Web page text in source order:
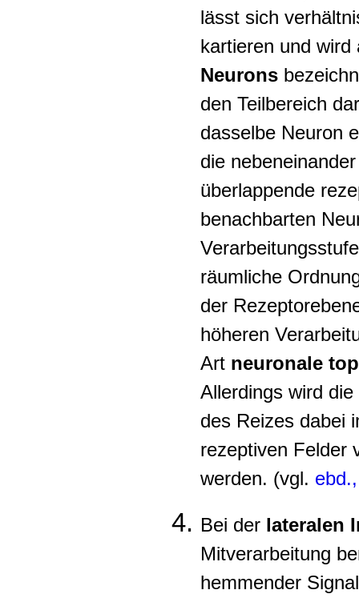
lässt sich
kartieren und
Neurons
den Teilbereich
dasselbe Neuron
die
überlappende
benachbarten
räumliche
der
höheren
Art neuronale
Allerdings wird
des Reizes dabei
rezeptiven Felder
werden. (vgl.
Bei der lateralen
Mitverarbeitung
hemmender